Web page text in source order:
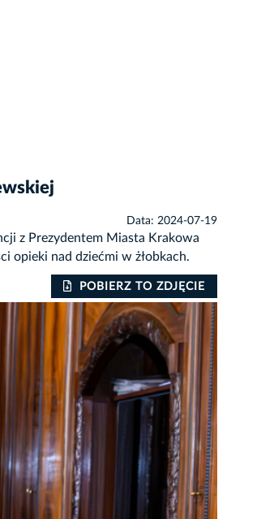
Data: 2024-07-19
z Prezydentem Miasta Krakowa
opieki nad dziećmi w żłobkach.
POBIERZ TO ZDJĘCIE